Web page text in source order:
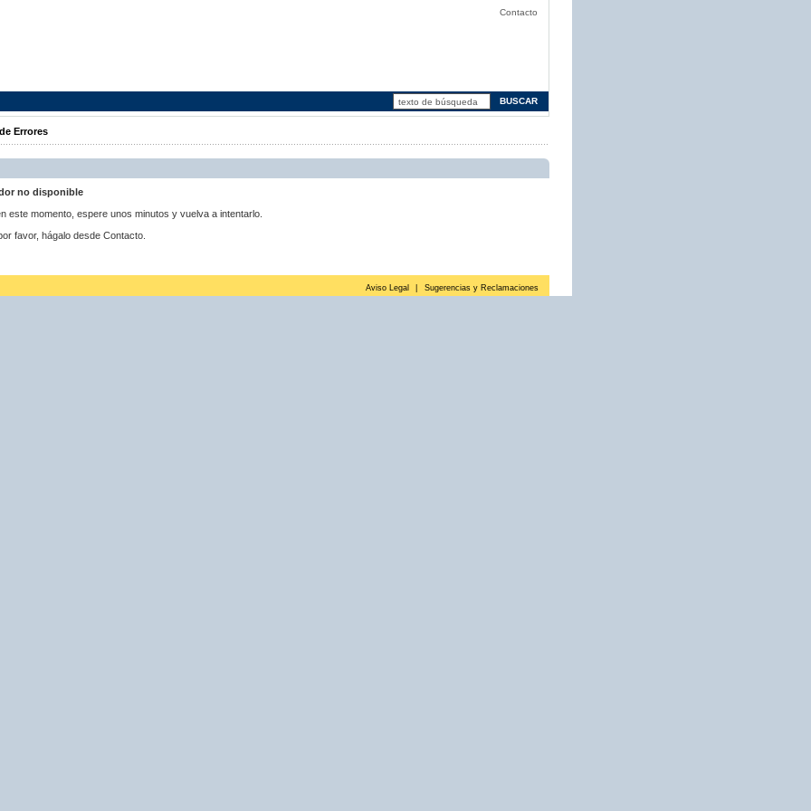
Contacto
Errores
no disponible
este momento, espere unos minutos y vuelva a intentarlo.
favor, hágalo desde Contacto.
Aviso Legal Sugerencias y Reclamaciones